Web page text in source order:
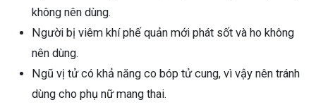
không nên dùng.
Người bị viêm khí phế quản mới phát sốt và ho không
nên dùng.
Ngũ vị tử có khả năng co bóp tử cung, vì vậy nên tránh
dùng cho phụ nữ mang thai.